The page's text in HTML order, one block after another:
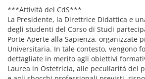
***Attività del CdS***
La Presidente, la Direttrice Didattica e
degli studenti del Corso di Studi
Porte Aperte alla Sapienza, organizzate
Universitaria. In tale contesto, vengono
dettagliate in merito agli obiettivi
Laurea in Ostetricia, alle peculiarità del